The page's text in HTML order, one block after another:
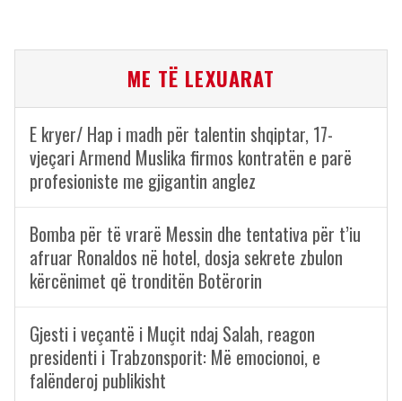
ME TË LEXUARAT
E kryer/ Hap i madh për talentin shqiptar, 17-
vjeçari Armend Muslika firmos kontratën e parë
profesioniste me gjigantin anglez
Bomba për të vrarë Messin dhe tentativa për t’iu
afruar Ronaldos në hotel, dosja sekrete zbulon
kërcënimet që tronditën Botërorin
Gjesti i veçantë i Muçit ndaj Salah, reagon
presidenti i Trabzonsporit: Më emocionoi, e
falënderoj publikisht